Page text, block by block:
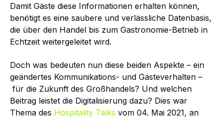
Damit Gäste diese Informationen erhalten können,
benötigt es eine saubere und verlässliche Datenbasis,
die über den Handel bis zum Gastronomie-Betrieb in
Echtzeit weitergeleitet wird.
Doch was bedeuten nun diese beiden Aspekte – ein
geändertes Kommunikations- und Gästeverhalten –
für die Zukunft des Großhandels? Und welchen
Beitrag leistet die Digitalisierung dazu? Dies war
Thema des Hospitality Talks vom 04. Mai 2021, an